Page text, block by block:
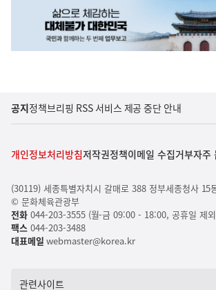
공지정책브리핑 RSS 서비스 제공 중단 안내
개인정보처리방침저작권정책이메일 수집거부자주
(30119) 세종특별자치시 갈매로 388 정부세종청사 15
© 문화체육관광부
전화044-203-3555 (월-금 09:00 - 18:00, 공휴일 제
팩스044-203-3488
대표메일 webmaster@korea.kr
관련사이트